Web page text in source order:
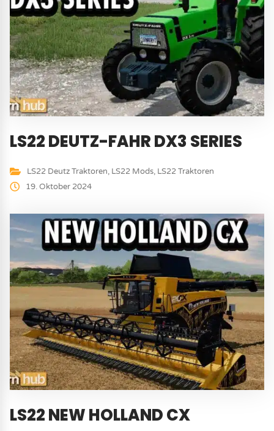
LS22 DEUTZ-FAHR DX3 SERIES
LS22 Deutz Traktoren, LS22 Mods, LS22 Traktoren
19. Oktober 2024
LS22 NEW HOLLAND CX